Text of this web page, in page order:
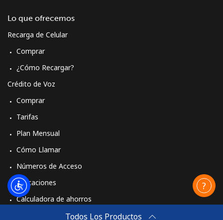
Todos Los Productos
Lo que ofrecemos
Recarga de Celular
Comprar
¿Cómo Recargar?
Crédito de Voz
Comprar
Tarifas
Plan Mensual
Cómo Llamar
Números de Acceso
Aplicaciones
Calculadora de ahorros